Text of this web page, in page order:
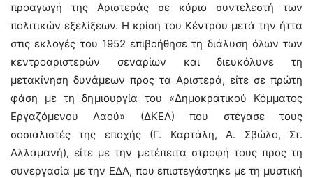
προαγωγή της Αριστεράς σε κύριο συντελεστή των
πολιτικών εξελίξεων. Η κρίση του Κέντρου μετά την ήττα
στις εκλογές του 1952 επιβοήθησε τη διάλυση όλων των
κεντροαριστερών σεναρίων και διευκόλυνε τη
μετακίνηση δυνάμεων προς τα Αριστερά, είτε σε πρώτη
φάση με τη δημιουργία του «Δημοκρατικού Κόμματος
Εργαζόμενου Λαού» (ΔΚΕΛ) που στέγασε τους
σοσιαλιστές της εποχής (Γ. Καρτάλη, Α. Σβώλο, Στ.
Αλλαμανή), είτε με την μετέπειτα στροφή τους προς τη
συνεργασία με την ΕΔΑ, που επιστεγάστηκε με τη μυστική